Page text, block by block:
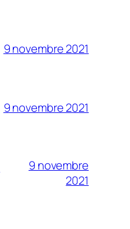
9 novembre 2021
9 novembre 2021
9 novembre
2021